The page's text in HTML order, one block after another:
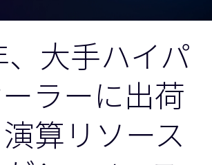
Access
お問い合わせ
い合わせ
Helpline
レーニング
大手ハイパ
ラーに出荷
算リソース